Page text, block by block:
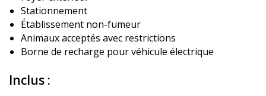
Stationnement
Établissement non-fumeur
Animaux acceptés avec restrictions
Borne de recharge pour véhicule électrique
Inclus :